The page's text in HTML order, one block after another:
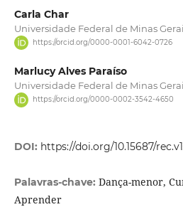
Carla Char
Universidade Federal de Minas
https://orcid.org/0000-0001-6042-0726
Marlucy Alves Paraíso
Universidade Federal de Minas
https://orcid.org/0000-0002-3542-4650
DOI: https://doi.org/10.15687/
Palavras-chave: Dança-menor,
Aprender